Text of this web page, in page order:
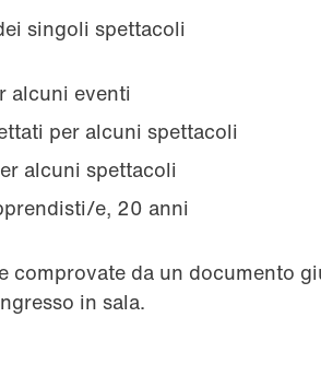
singoli spettacoli
alcuni eventi
per alcuni spettacoli
alcuni spettacoli
e, 20 anni
comprovate da un documento
in sala.